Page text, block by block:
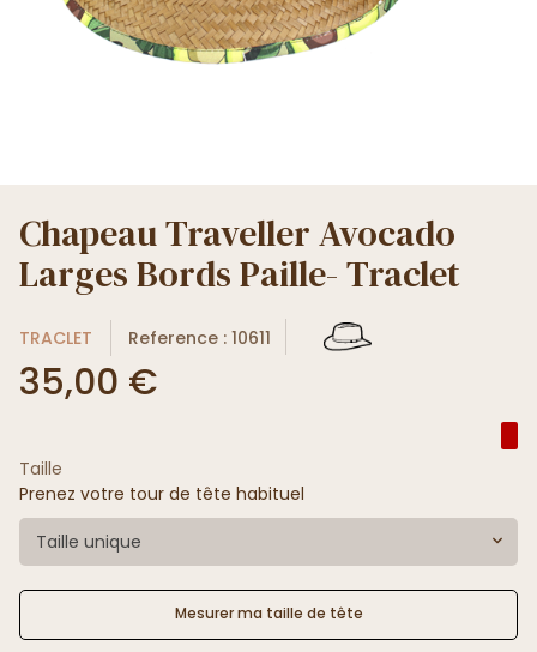
Chapeau Traveller Avocado
Larges Bords Paille- Traclet
TRACLET Reference : 10611
35,00 €
Taille
Prenez votre tour de tête habituel
Taille unique
Mesurer ma taille de tête